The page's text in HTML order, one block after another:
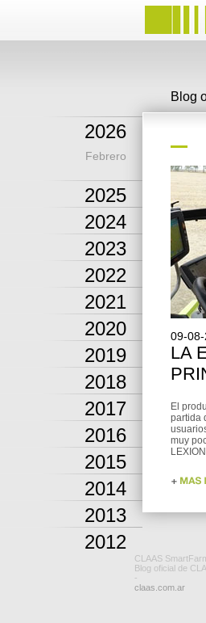
2026
Febrero
2025
2024
2023
2022
2021
2020
2019
2018
2017
2016
2015
2014
2013
2012
Blog
09-
LA
El
partida
muy
CLAAS
Blog oficial de
-
claas.com.ar